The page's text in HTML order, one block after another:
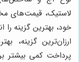
لاستیک، قیمت‌های
خود، بهترین گزینه
ارزان‌ترین گزینه،
پرداخت کمی بیشتر